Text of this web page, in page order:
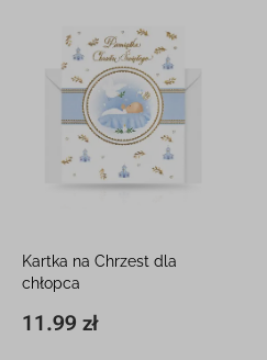
Kartka na Chrzest dla
chłopca
11.99 zł
11,8 x 16,3 cm